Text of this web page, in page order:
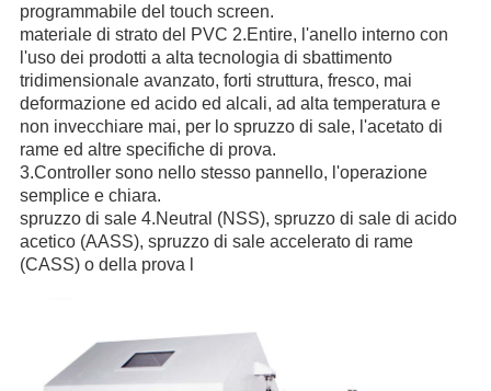
programmabile del touch screen.
materiale di strato del PVC 2.Entire, l'anello interno con
l'uso dei prodotti a alta tecnologia di sbattimento
tridimensionale avanzato, forti struttura, fresco, mai
deformazione ed acido ed alcali, ad alta temperatura e
non invecchiare mai, per lo spruzzo di sale, l'acetato di
rame ed altre specifiche di prova.
3.Controller sono nello stesso pannello, l'operazione
semplice e chiara.
spruzzo di sale 4.Neutral (NSS), spruzzo di sale di acido
acetico (AASS), spruzzo di sale accelerato di rame
(CASS) o della prova l